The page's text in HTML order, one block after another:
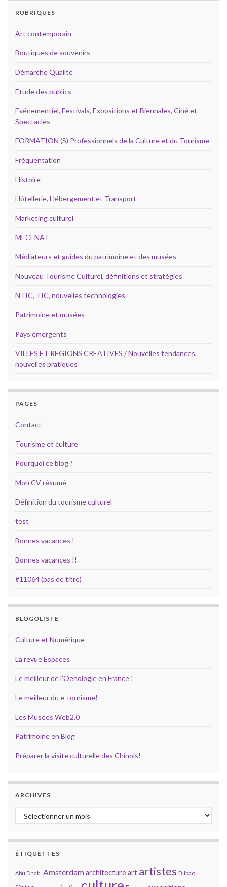
RUBRIQUES
Art contemporain
Boutiques de souvenirs
Démarche Qualité
Etude des publics
Evénementiel, Festivals, Expositions et Biennales, Ciné et
Spectacles
FORMATION (S) Professionnels de la Culture et du Tourisme
Fréquentation
Histoire
Hôtellerie, Hébergement et Transport
Marketing culturel
MECENAT
Médiateurs et guides du patrimoine et des musées
Nouveau Tourisme Culturel, définitions et stratégies
NTIC, TIC, nouvelles technologies
Patrimoine et musées
Pays émergents
VILLES ET REGIONS CREATIVES / Nouvelles tendances,
nouvelles pratiques
PAGES
Contact
Tourisme et culture
Pourquoi ce blog ?
Mon CV résumé
Définition du tourisme culturel
test
Bonnes vacances !
Bonnes vacances !!
#11064 (pas de titre)
BLOGOLISTE
Culture et Numérique
La revue Espaces
Le meilleur de l'Oenologie en France !
Le meilleur du e-tourisme!
Les Musées Web2.0
Patrimoine en Blog
Préparer la visite culturelle des Chinois!
ARCHIVES
Archives
ÉTIQUETTES
Abu Dhabi Amsterdamarchitectureart artistes Bilbao